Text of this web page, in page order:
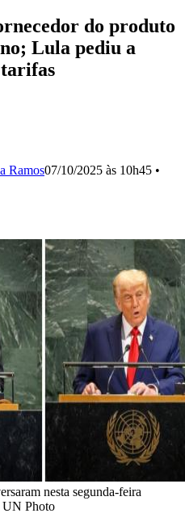
do produto
Lula pediu a
Ramos07/10/2025 às 10h45 •
nesta segunda-feira
UN Photo